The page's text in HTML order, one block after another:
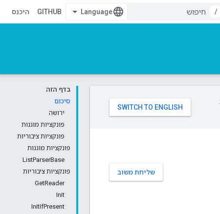
/
GITHUB היכנס
בדף הזה
סיכום
ירושה
פונקציות מוגנות
פונקציות ציבוריות
פונקציות מוגנות
ListParserBase
פונקציות ציבוריות
GetReader
Init
InitIfPresent
שליחת משוב